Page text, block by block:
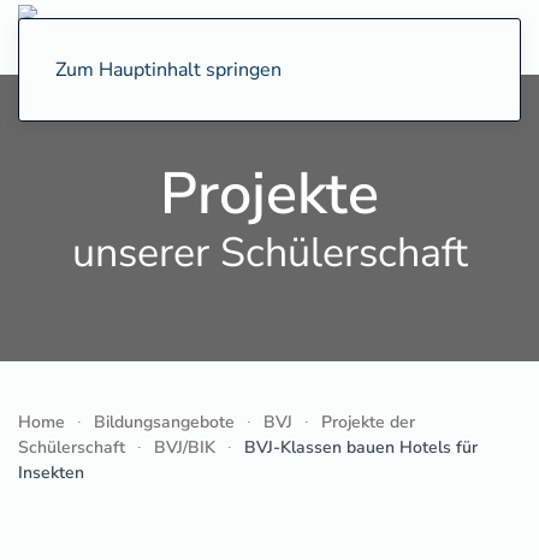
Zum Hauptinhalt springen
Projekte
unserer Schülerschaft
Home Bildungsangebote BVJ
Projekte der
Schülerschaft
BVJ/BIK
BVJ-Klassen bauen Hotels für
Insekten